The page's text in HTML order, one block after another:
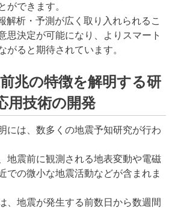
ができます。
解析・予測が広く取り入れられるこ
思決定が可能になり、よりスマート
がると期待されています。
兆の特徴を解明する研
用技術の開発
には、数多くの地震予知研究が行わ
地震前に観測される地表変動や電磁
での微小な地震活動などが含まれま
、地震が発生する前数日から数週間